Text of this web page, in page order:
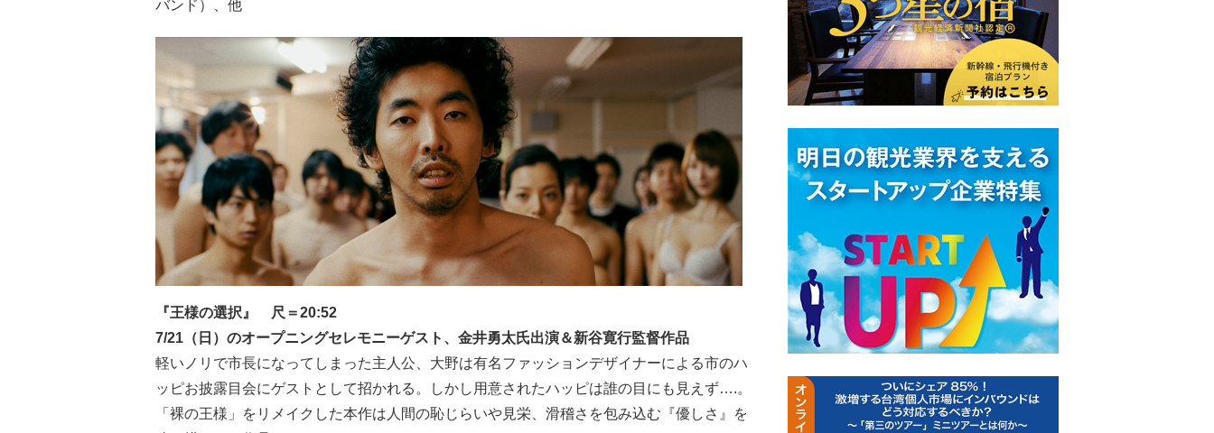
バンド）、他
『王様の選択』 尺＝20:52
7/21（日）のオープニングセレモニーゲスト、金井勇太氏出演＆新谷寛行監督作品
軽いノリで市長になってしまった主人公、大野は有名ファッションデザイナーによる市のハ
ッピお披露目会にゲストとして招かれる。しかし用意されたハッピは誰の目にも見えず….。
「裸の王様」をリメイクした本作は人間の恥じらいや見栄、滑稽さを包み込む『優しさ』を